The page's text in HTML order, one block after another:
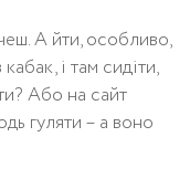
А йти, особливо,
і там сидіти,
Або на сайт
гуляти – а воно